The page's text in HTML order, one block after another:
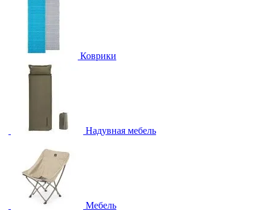
Коврики
Надувная мебель
Мебель